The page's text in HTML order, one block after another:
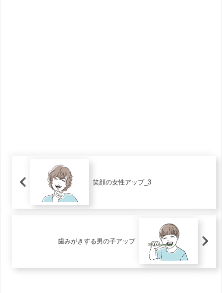
笑顔の女性アップ_3
歯みがきする男の子アップ